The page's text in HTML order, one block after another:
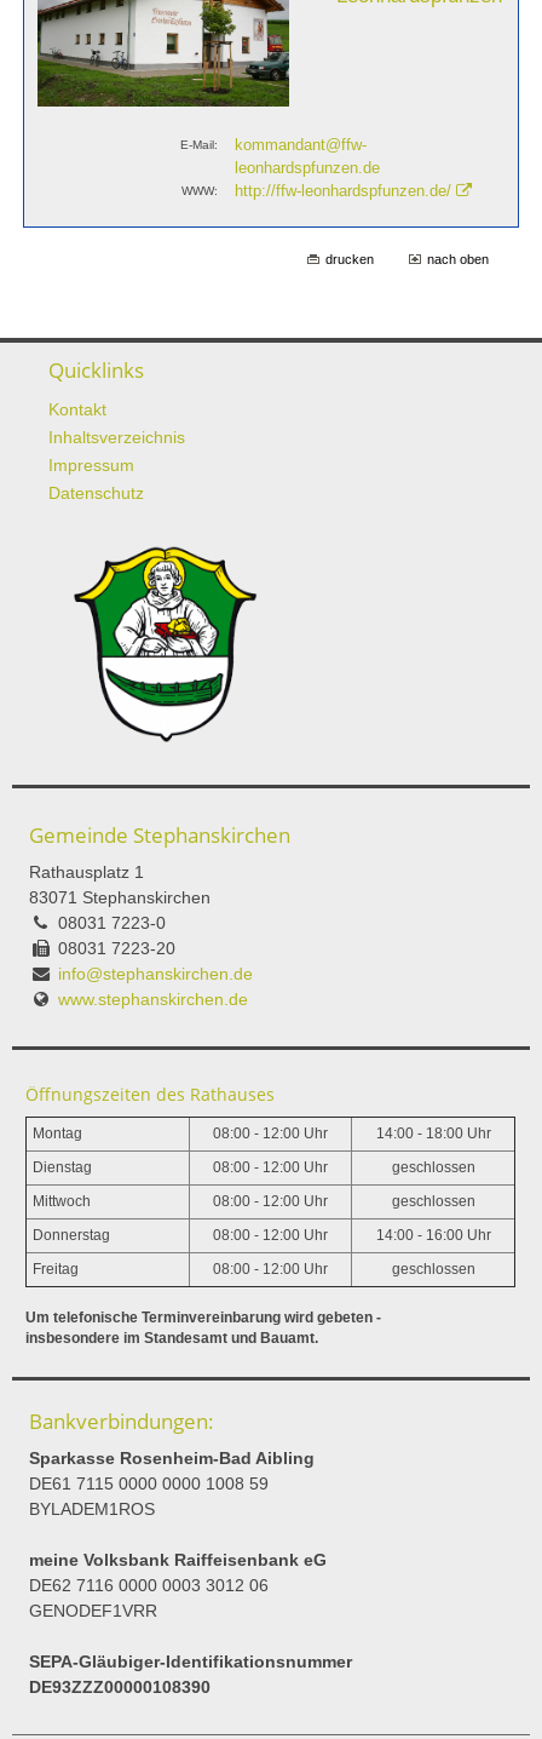
E-Mail:
kommandant@ffw-
leonhardspfunzen.de
WWW: http://ffw-leonhardspfunzen.de/
drucken nach oben
Quicklinks
Kontakt
Inhaltsverzeichnis
Impressum
Datenschutz
Gemeinde Stephanskirchen
Rathausplatz 1
83071 Stephanskirchen
08031 7223-0
08031 7223-20
info@stephanskirchen.de
www.stephanskirchen.de
Öffnungszeiten des Rathauses
Montag 08:00 - 12:00 Uhr 14:00 - 18:00 Uhr
Dienstag 08:00 - 12:00 Uhr geschlossen
Mittwoch 08:00 - 12:00 Uhr geschlossen
Donnerstag 08:00 - 12:00 Uhr 14:00 - 16:00 Uhr
Freitag 08:00 - 12:00 Uhr geschlossen
Um telefonische Terminvereinbarung wird gebeten -
insbesondere im Standesamt und Bauamt.
Bankverbindungen:
Sparkasse Rosenheim-Bad Aibling
DE61 7115 0000 0000 1008 59
BYLADEM1ROS
meine Volksbank Raiffeisenbank eG
DE62 7116 0000 0003 3012 06
GENODEF1VRR
SEPA-Gläubiger-Identifikationsnummer
DE93ZZZ00000108390